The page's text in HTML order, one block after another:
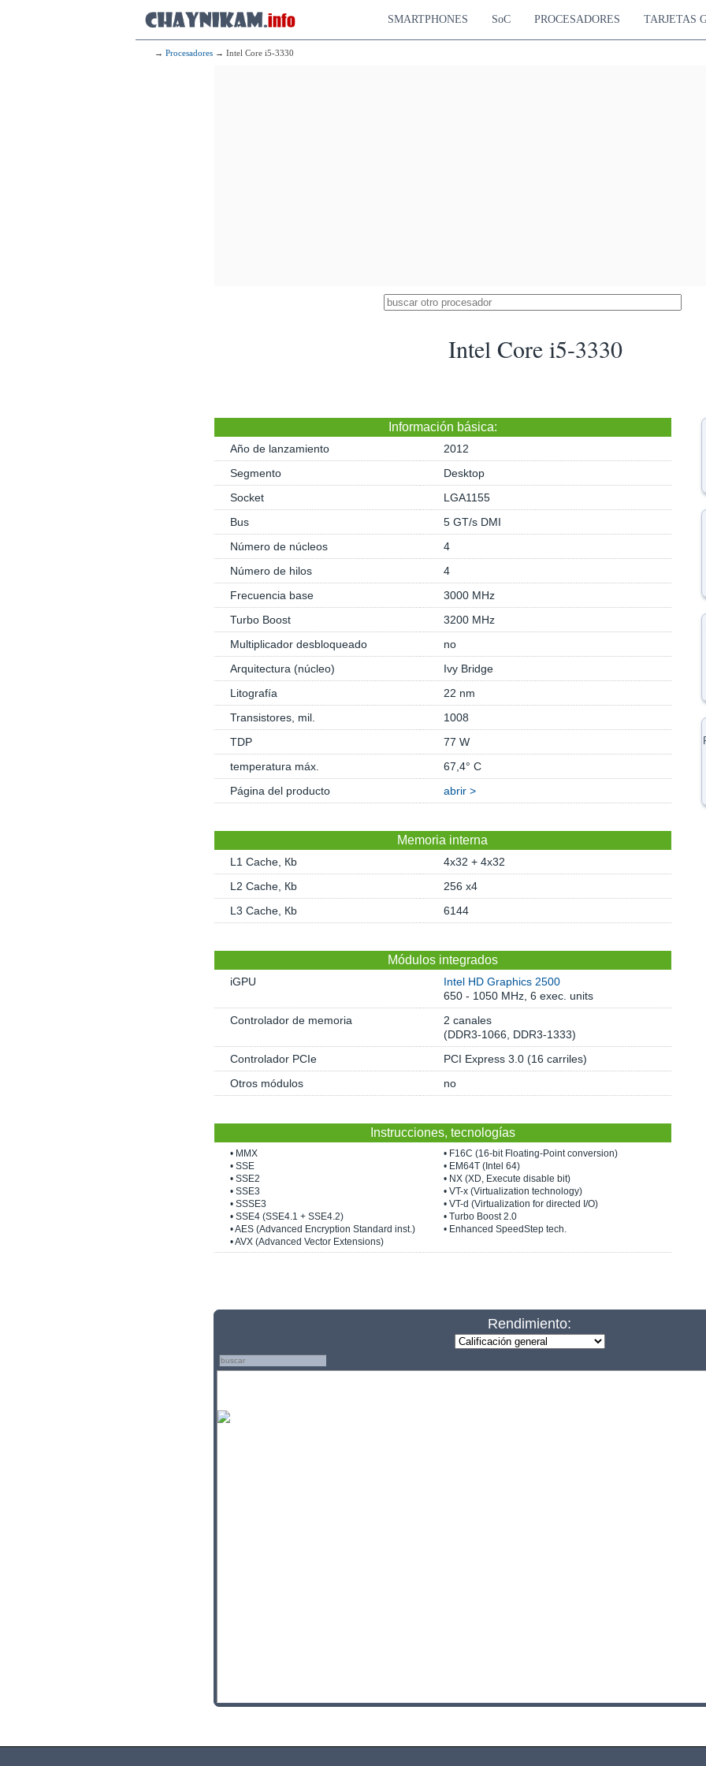
SMARTPHONES SoC PROCESADORES TARJETAS
→ Procesadores → Intel Core i5-3330
Intel Core i5-3330
Información básica:
Año de lanzamiento
2012
Segmento
Desktop
Socket
LGA1155
Bus
5 GT/s DMI
Número de núcleos
4
Número de hilos
4
Frecuencia base
3000 MHz
Turbo Boost
3200 MHz
Multiplicador desbloqueado
no
Arquitectura (núcleo)
Ivy Bridge
Litografía
22 nm
Transistores, mil.
1008
TDP
77 W
temperatura máx.
67,4° C
Página del producto
abrir >
Memoria interna
L1 Cache, Кb
4x32 + 4x32
L2 Cache, Кb
256 x4
L3 Cache, Кb
6144
Módulos integrados
iGPU
Intel HD Graphics 2500
650 - 1050 MHz, 6 exec. units
Controlador de memoria
2 canales
(DDR3-1066, DDR3-1333)
Controlador PCIe
PCI Express 3.0 (16 carriles)
Otros módulos
no
Instrucciones, tecnologías
• MMX
• SSE
• SSE2
• SSE3
• SSSE3
• SSE4 (SSE4.1 + SSE4.2)
• AES (Advanced Encryption Standard inst.)
• AVX (Advanced Vector Extensions)
• F16C (16-bit Floating-Point conversion)
• EM64T (Intel 64)
• NX (XD, Execute disable bit)
• VT-x (Virtualization technology)
• VT-d (Virtualization for directed I/O)
• Turbo Boost 2.0
• Enhanced SpeedStep tech.
Rendimiento: